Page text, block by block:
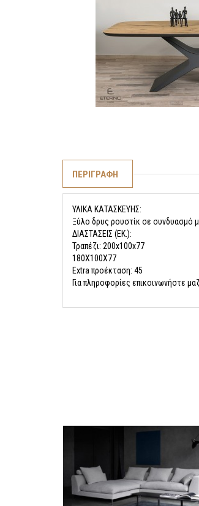
ΠΕΡΙΓΡΑΦΗ
ΥΛΙΚΑ ΚΑΤΑΣΚΕΥΗΣ:
Ξύλο δρυς ρουστίκ σε συνδυασμό
ΔΙΑΣΤΑΣΕΙΣ (ΕΚ.):
Τραπέζι: 200x100x77
180X100X77
Extra προέκταση: 45
Για πληροφορίες επικοινωνήστε